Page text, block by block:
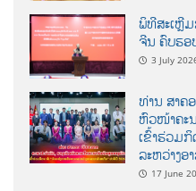
ພິທີສະເຫຼີ
ຈີນ ຄົບຮອ
3 July
ທ່ານ ສາຄ
ຫົວໜ້າຄະ
ເຂົ້າຮ່ວມ
ລະຫວ່າງອ
17 June